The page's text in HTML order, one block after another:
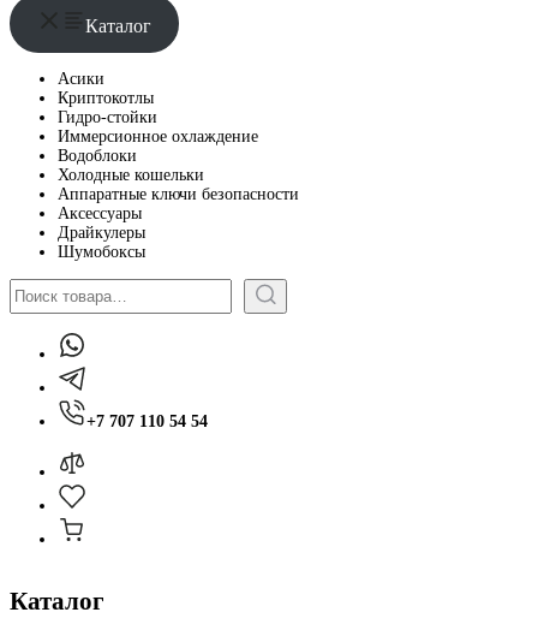
Каталог
Асики
Криптокотлы
Гидро-стойки
Иммерсионное охлаждение
Водоблоки
Холодные кошельки
Аппаратные ключи безопасности
Аксессуары
Драйкулеры
Шумобоксы
Поиск
+7 707 110 54 54
Каталог